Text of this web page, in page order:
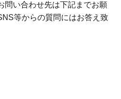
問い合わせ先は下記までお願
等からの質問にはお答え致